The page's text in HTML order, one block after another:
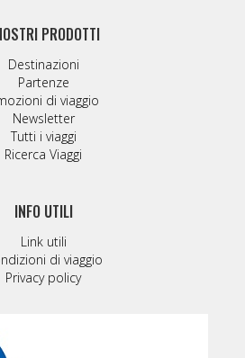
PRODOTTI
Destinazioni
Partenze
di viaggio
Newsletter
Tutti i viaggi
Ricerca Viaggi
INFO UTILI
Link utili
di viaggio
Privacy policy